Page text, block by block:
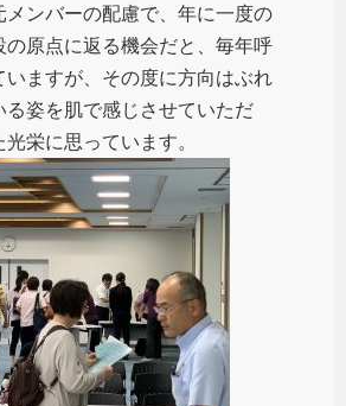
メンバーの配慮で、年に一度の
の原点に返る機会だと、毎年呼
いますが、その度に方向はぶれ
る姿を肌で感じさせていただ
栄に思っています。